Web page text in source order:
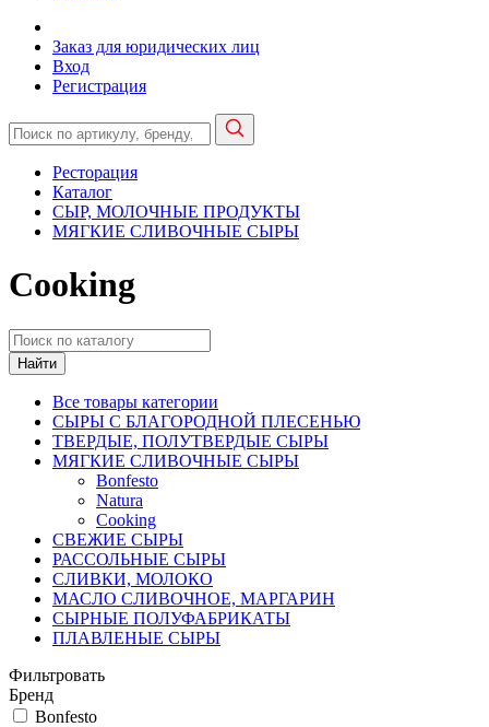
Заказ для юридических лиц
Вход
Регистрация
Ресторация
Каталог
СЫР, МОЛОЧНЫЕ ПРОДУКТЫ
МЯГКИЕ СЛИВОЧНЫЕ СЫРЫ
Cooking
Найти
Все товары категории
СЫРЫ С БЛАГОРОДНОЙ ПЛЕСЕНЬЮ
ТВЕРДЫЕ, ПОЛУТВЕРДЫЕ СЫРЫ
МЯГКИЕ СЛИВОЧНЫЕ СЫРЫ
Bonfesto
Natura
Cooking
СВЕЖИЕ СЫРЫ
РАССОЛЬНЫЕ СЫРЫ
СЛИВКИ, МОЛОКО
МАСЛО СЛИВОЧНОЕ, МАРГАРИН
СЫРНЫЕ ПОЛУФАБРИКАТЫ
ПЛАВЛЕНЫЕ СЫРЫ
Фильтровать
Бренд
Bonfesto